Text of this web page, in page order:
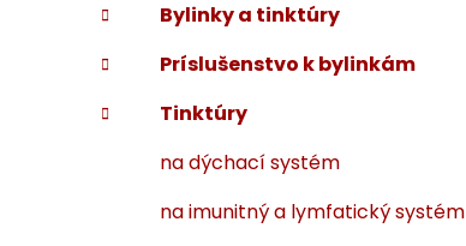
Bylinky a tinktúry
Príslušenstvo k bylinkám
Tinktúry
na dýchací systém
na imunitný a lymfatický systém